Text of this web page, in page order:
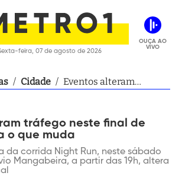
feira, 07 de agosto de 2026
OUÇA AO
VIVO
/ Cidade / Eventos alteram
muda
tráfego neste final de
o que muda
da corrida Night Run, neste sábado
Mangabeira, a partir das 19h, altera